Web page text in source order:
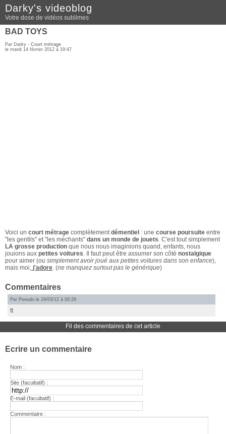
Darky's videoblog
Votre dose de vidéos sublimes
BAD TOYS
Par Darky - Court métrage
le mardi 14 février 2012 à 19:47
Voici un court métrage complètementdémentiel : une course poursuite entre
"les gentils" et "les méchants" dans un monde de jouets. C'est tout simplement
LA grosse production que nous nous imaginions quand, enfants, nous
jouions aux petites voitures. Il faut peut être assumer son côté nostalgique
pour aimer (ou simplement avoir joué aux petites voitures dans son enfance),
mais moi, j'adore. (ne manquez surtout pas le générique)
Commentaires
Par Pseudo le 24/03/12 à 00:29
tt
Fil des commentaires de cet article
Ecrire un commentaire
Nom :
Site (facultatif) :
E-mail (facultatif) :
Commentaire :